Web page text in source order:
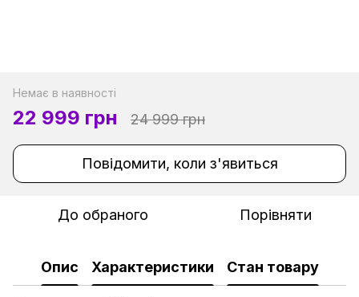
Немає в наявності
22 999 грн 24 999 грн
Повідомити, коли з'явиться
До обраного Порівняти
Опис Характеристики Стан товару